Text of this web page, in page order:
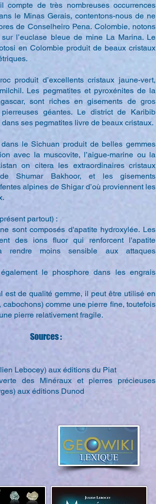
compte de très nombreuses occurrences
le Minas Gerais, contentons-nous de ne
de Conselheiro Pena. Colombie, notons
l’euclase bleue de mine La Marina. Le
en Colombie produit de beaux cristaux
produit d’excellents cristaux jaune-vert,
Les pegmatites et pyroxénites de la
sont riches en gisements de gros
pierreuses géantes. Le district de Karibib
ses pegmatites livre de beaux cristaux.
le Sichuan produit de belles gemmes
avec la muscovite, l’aigue-marine ou la
on citera les extraordinaires cristaux
Shumar Bakhoor, et les gisements
alpines de Shigar d’où proviennent les
partout) :
sont composés d'apatite hydroxylée. Les
des ions fluor qui renforcent l'apatite
rendre moins sensible aux attaques
le phosphore dans les engrais
est de qualité gemme, il peut être utilisé en
cabochons) comme une pierre fine, toutefois
pierre relativement fragile.
Sources :
Lebocey) aux éditions du Piat
des Minéraux et pierres précieuses
aux éditions Dunod